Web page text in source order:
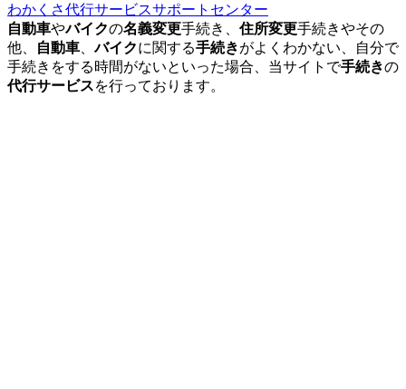
わかくさ代行サービスサポートセンター
自動車やバイクの名義変更手続き、 住所変更手続きやその
他、
自動車 、バイクに関する手続きがよくわかない、自分で
手続きをする時間がないといった場合、当サイトで手続きの
代行サービスを行っております。